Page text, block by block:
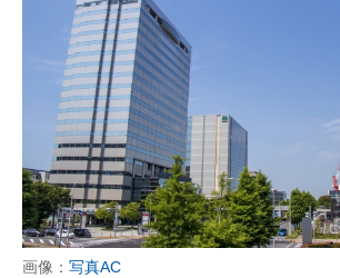
画像： 写真AC